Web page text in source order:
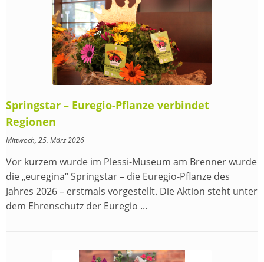
Springstar – Euregio-Pflanze verbindet
Regionen
Mittwoch, 25. März 2026
Vor kurzem wurde im Plessi-Museum am Brenner wurde
die „euregina“ Springstar – die Euregio-Pflanze des
Jahres 2026 – erstmals vorgestellt. Die Aktion steht unter
dem Ehrenschutz der Euregio ...